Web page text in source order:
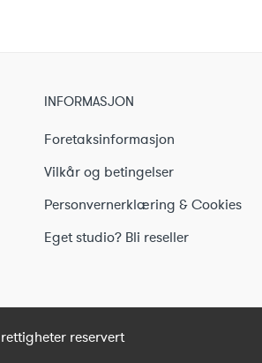
INFORMASJON
Foretaksinformasjon
Vilkår og betingelser
Personvernerklæring & Cookies
Eget studio? Bli reseller
reservert